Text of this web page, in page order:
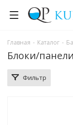
Главная - Каталог -
Блоки/
Фильтр